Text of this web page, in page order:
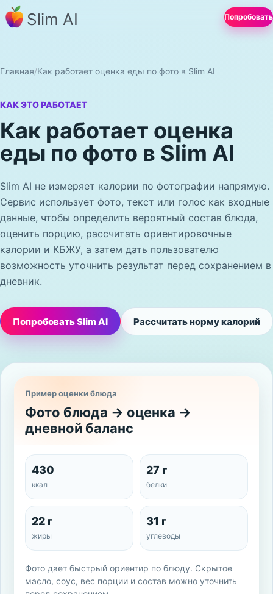
Slim AI Попробовать
Главная/Как работает оценка еды по фото в Slim AI
КАК ЭТО РАБОТАЕТ
Как работает оценка
еды по фото в Slim AI
Slim AI не измеряет калории по фотографии напрямую.
Сервис использует фото, текст или голос как входные
данные, чтобы определить вероятный состав блюда,
оценить порцию, рассчитать ориентировочные
калории и КБЖУ, а затем дать пользователю
возможность уточнить результат перед сохранением в
дневник.
Попробовать Slim AI Рассчитать норму калорий
Пример оценки блюда
Фото блюда -> оценка ->
дневной баланс
430
ккал
27 г
белки
22 г
жиры
31 г
углеводы
Фото дает быстрый ориентир по блюду. Скрытое
масло, соус, вес порции и состав можно уточнить